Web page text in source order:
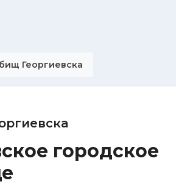
Георгиевска
городское